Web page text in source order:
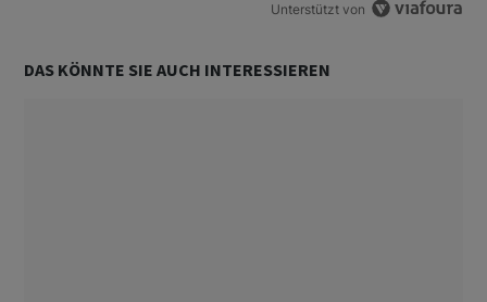
Unterstützt von
DAS KÖNNTE SIE AUCH INTERESSIEREN